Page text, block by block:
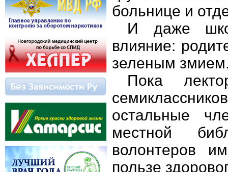
больнице и
И даже
влияние:
зеленым
Пока
остальные
местной
волонтеров
пользе